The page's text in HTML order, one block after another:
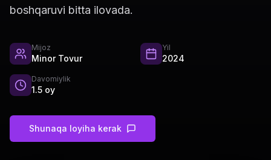
boshqaruvi bitta ilovada.
Mijoz
Minor Tovur
Yil
2024
Davomiylik
1.5 oy
Shunaqa loyiha kerak